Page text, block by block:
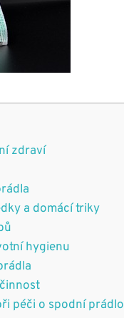
zdraví
a domácí triky
hygienu
péči o spodní prádlo